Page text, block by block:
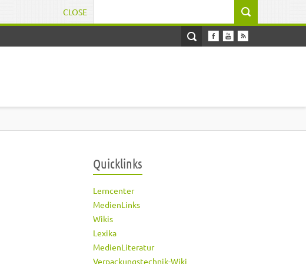
CLOSE
Quicklinks
Lerncenter
MedienLinks
Wikis
Lexika
MedienLiteratur
Verpackungstechnik-Wiki